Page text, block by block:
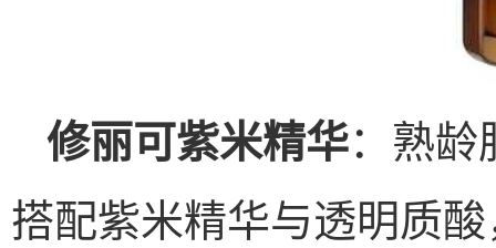
修丽可紫米精华：熟
搭配紫米精华与透明质